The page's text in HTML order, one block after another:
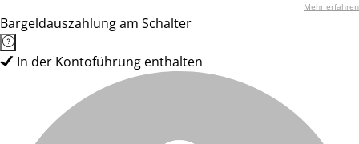
Mehr erfahren
Bargeldauszahlung am Schalter
In der Kontoführung enthalten